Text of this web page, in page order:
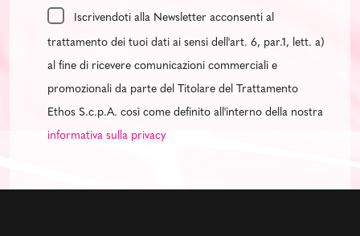
Iscrivendoti alla Newsletter acconsenti al
trattamento dei tuoi dati ai sensi dell'art. 6, par.1, lett. a)
al fine di ricevere comunicazioni commerciali e
promozionali da parte del Titolare del Trattamento
Ethos S.c.p.A. così come definito all'interno della nostra
informativa sulla privacy